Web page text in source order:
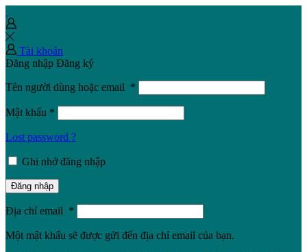
Tài khoản
Đăng nhập Đăng ký
Tên người dùng hoặc email *
Mật khẩu *
Lost password ?
Ghi nhớ đăng nhập
Đăng nhập
Địa chỉ email *
Một mật khẩu sẽ được gửi đến địa chỉ email của bạn.